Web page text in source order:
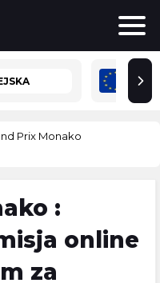
Prix Monako
:
online
za